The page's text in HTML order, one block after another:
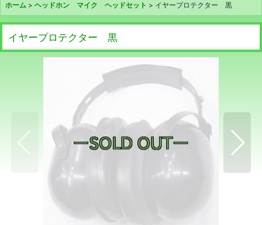
ホーム > ヘッドホン マイク ヘッドセット > イヤープロテクター 黒
イヤープロテクター 黒